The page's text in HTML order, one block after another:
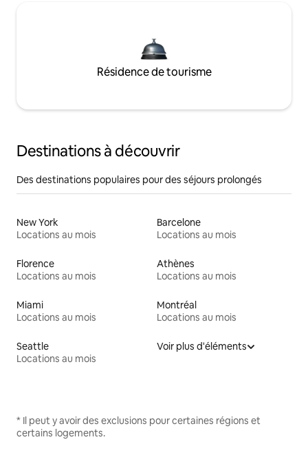
Résidence de tourisme
Destinations à découvrir
Des destinations populaires pour des séjours prolongés
New York
Locations au mois
Barcelone
Locations au mois
Florence
Locations au mois
Athènes
Locations au mois
Miami
Locations au mois
Montréal
Locations au mois
Seattle
Locations au mois
Voir plus d'éléments
* Il peut y avoir des exclusions pour certaines régions et
certains logements.